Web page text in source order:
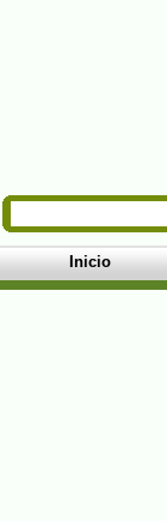
Inicio